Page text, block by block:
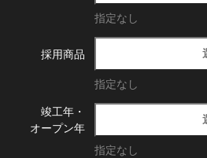
指定なし
採用商品
指定なし
竣工年・
オープン年
指定なし